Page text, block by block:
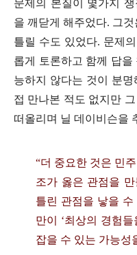
문제의 본질이 몇가지
을 깨닫게 해주었다. 그
틀릴 수도 있었다. 문제
롭게 토론하고 함께 답
능하지 않다는 것이 분
접 만나본 적도 없지만
떠올리며 닐 데이비슨을
“더 중요한 것은 민
조가 옳은 관점을
틀린 관점을 낳을
만이 ‘최상의 경험들
잡을 수 있는 가능성